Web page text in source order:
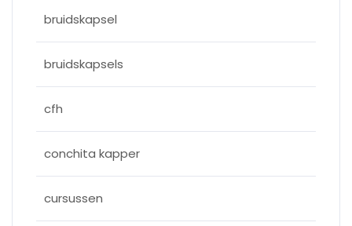
bruidskapsel
bruidskapsels
cfh
conchita kapper
cursussen